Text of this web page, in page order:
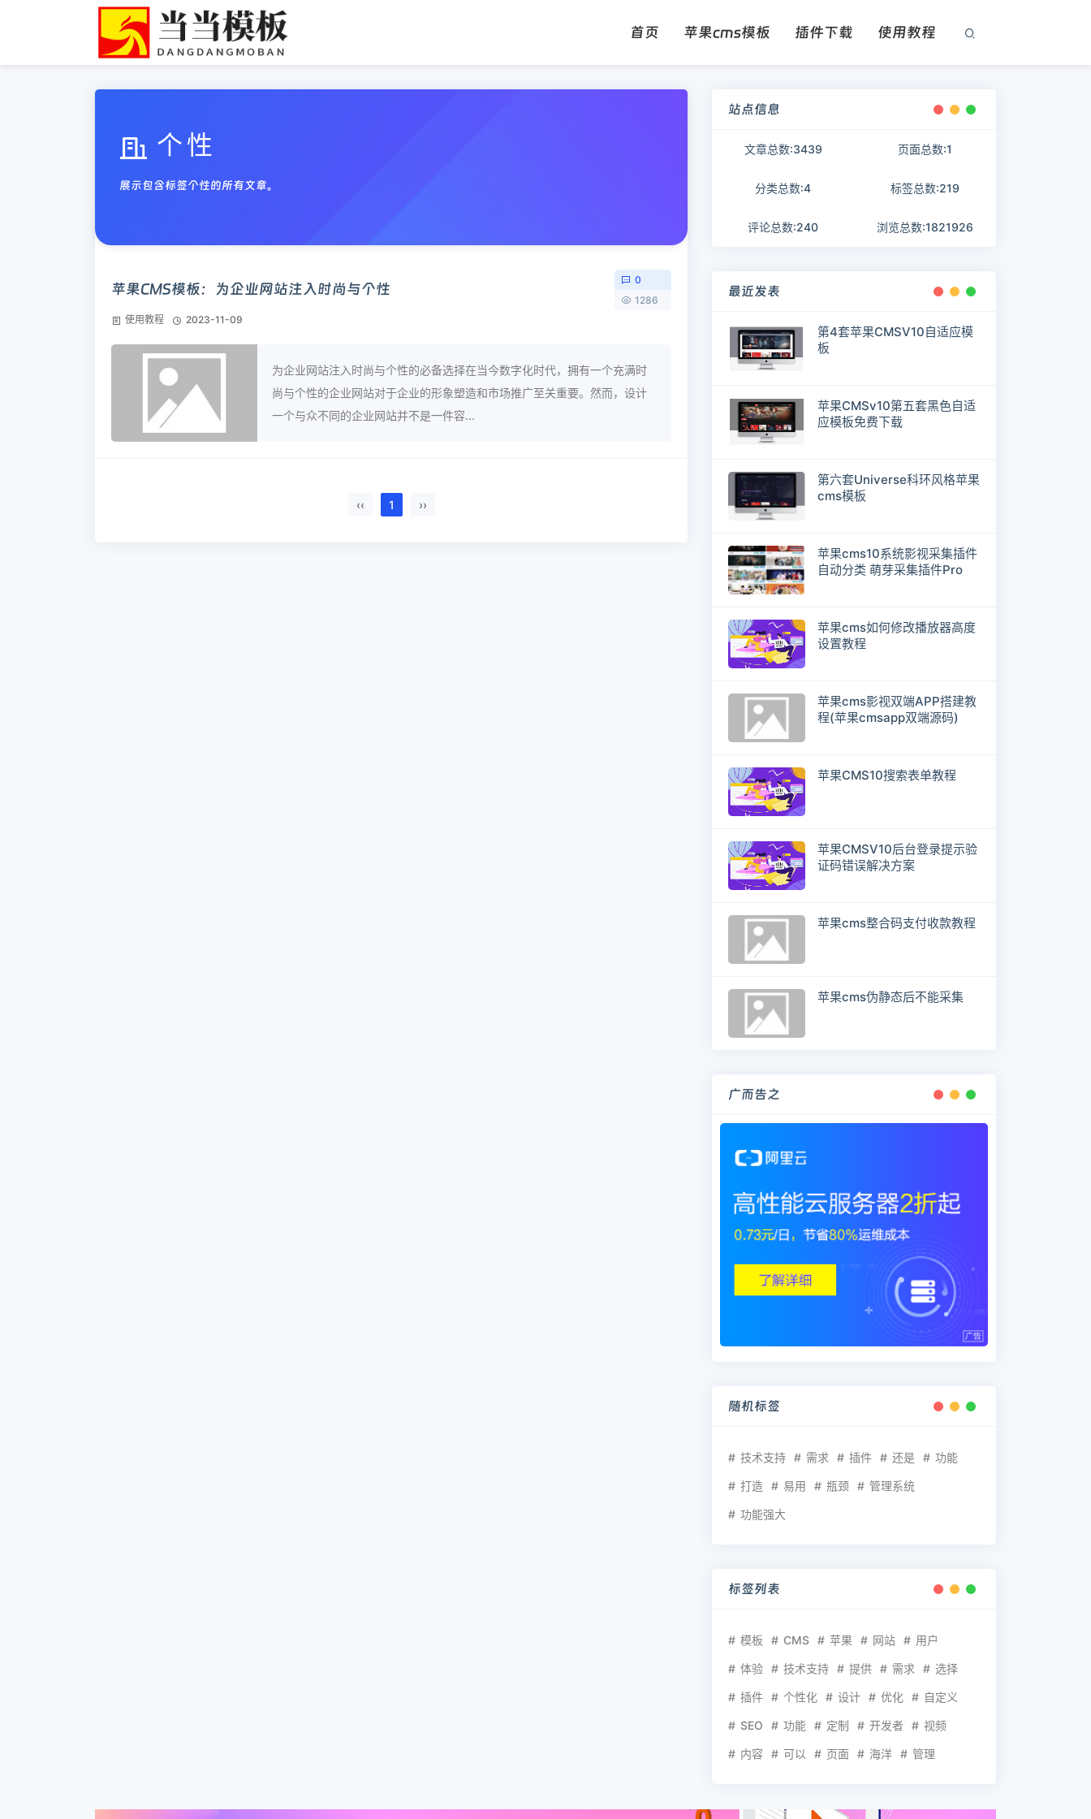
首页 苹果cms模板 插件下载 使用教程
个性
展示包含标签个性的所有文章。
苹果CMS模板：为企业网站注入时尚与个性
使用教程 2023-11-09
0
1286
为企业网站注入时尚与个性的必备选择在当今数字化时代，拥有一个充满时
尚与个性的企业网站对于企业的形象塑造和市场推广至关重要。然而，设计
一个与众不同的企业网站并不是一件容...
‹‹ 1 ››
站点信息
文章总数:3439 页面总数:1
分类总数:4 标签总数:219
评论总数:240 浏览总数:1821926
最近发表
第4套苹果CMSV10自适应模
板
苹果CMSv10第五套黑色自适
应模板免费下载
第六套Universe科环风格苹果
cms模板
苹果cms10系统影视采集插件
自动分类 萌芽采集插件Pro
苹果cms如何修改播放器高度
设置教程
苹果cms影视双端APP搭建教
程(苹果cmsapp双端源码)
苹果CMS10搜索表单教程
苹果CMSV10后台登录提示验
证码错误解决方案
苹果cms整合码支付收款教程
苹果cms伪静态后不能采集
广而告之
随机标签
技术支持 需求 插件 还是 功能
打造 易用 瓶颈 管理系统
功能强大
标签列表
模板 CMS 苹果 网站 用户
体验 技术支持 提供 需求 选择
插件 个性化 设计 优化 自定义
SEO 功能 定制 开发者 视频
内容 可以 页面 海洋 管理